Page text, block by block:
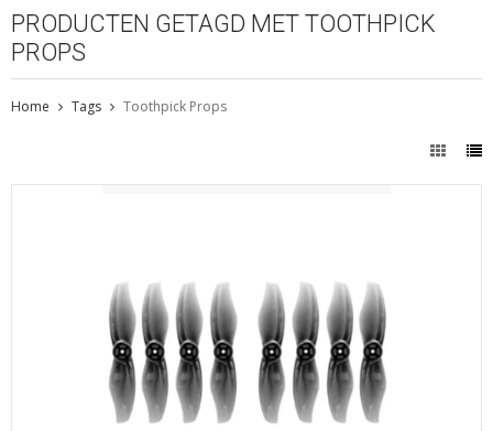
PRODUCTEN GETAGD MET TOOTHPICK
PROPS
Home Tags Toothpick Props